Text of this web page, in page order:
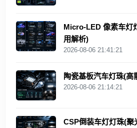
Micro-LED 像素车灯
用解析)
2026-08-06 21:41:21
陶瓷基板汽车灯珠(高
2026-08-06 21:14:21
CSP倒装车灯灯珠(聚